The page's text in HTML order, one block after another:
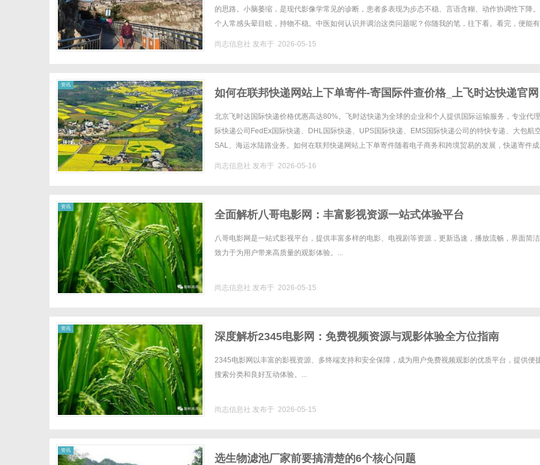
的思路。小脑萎缩，是现代影像学常见的诊断，患者多表现为步态不稳、言语含糊、动作协调性下降
个人常感头晕目眩，持物不稳。中医如何认识并调治这类问题呢？你随我的笔，往下看。看完，便能
尚志信息社 发布于 2026-05-15
资讯
如何在联邦快递网站上下单寄件-寄国际件查价格_上飞时达快递官网
北京飞时达国际快递价格优惠高达80%。飞时达快递为全球的企业和个人提供国际运输服务，专业代
际快递公司FedEx国际快递、DHL国际快递、UPS国际快递、EMS国际快递公司的特快专递、大包航
SAL、海运水陆路业务。如何在联邦快递网站上下单寄件随着电子商务和跨境贸易的发展，快递寄件
尚志信息社 发布于 2026-05-16
资讯
全面解析八哥电影网：丰富影视资源一站式体验平台
八哥电影网是一站式影视平台，提供丰富多样的电影、电视剧等资源，更新迅速，播放流畅，界面简洁
致力于为用户带来高质量的观影体验。...
尚志信息社 发布于 2026-05-15
资讯
深度解析2345电影网：免费视频资源与观影体验全方位指南
2345电影网以丰富的影视资源、多终端支持和安全保障，成为用户免费视频观影的优质平台，提供便
搜索分类和良好互动体验。...
尚志信息社 发布于 2026-05-15
资讯
选生物滤池厂家前要搞清楚的6个核心问题